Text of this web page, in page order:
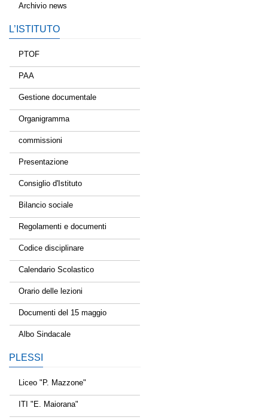
Archivio news
L’ISTITUTO
PTOF
PAA
Gestione documentale
Organigramma
commissioni
Presentazione
Consiglio d'Istituto
Bilancio sociale
Regolamenti e documenti
Codice disciplinare
Calendario Scolastico
Orario delle lezioni
Documenti del 15 maggio
Albo Sindacale
PLESSI
Liceo "P. Mazzone"
ITI "E. Maiorana"